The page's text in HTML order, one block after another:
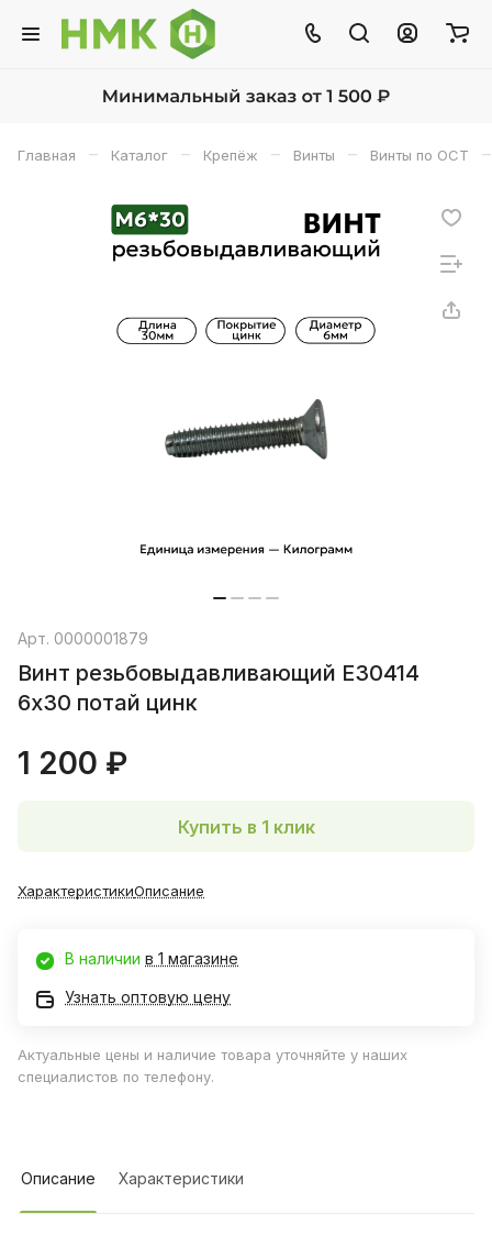
Главная – Каталог – Крепёж – Винты – Винты по ОСТ –
Арт. 0000001879
Винт резьбовыдавливающий Е30414
6х30 потай цинк
1 200 ₽
Купить в 1 клик
ХарактеристикиОписание
В наличии в 1 магазине
Узнать оптовую цену
Актуальные цены и наличие товара уточняйте у наших
специалистов по телефону.
Описание Характеристики